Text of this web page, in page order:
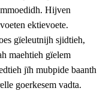
Hijven
ektievoete.
gïeleutnijh sjidtieh,
maehtieh gïelem
jïh mubpide baanth
goerkesem vadta.